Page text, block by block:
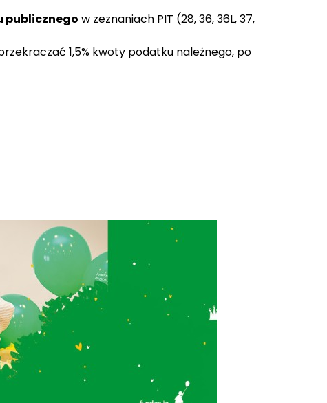
publicznego w zeznaniach PIT (28, 36, 36L, 37,
1,5% kwoty podatku należnego, po